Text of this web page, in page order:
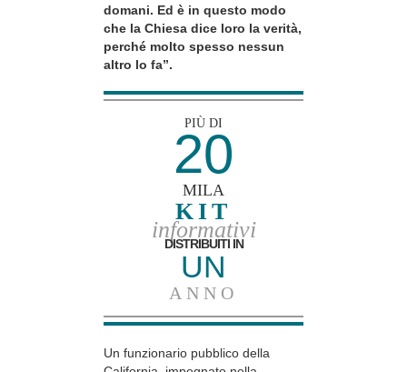
domani. Ed è in questo modo
che la Chiesa dice loro la verità,
perché molto spesso nessun
altro lo fa”.
PIÙ DI
20
MILA
KIT
informativi
DISTRIBUITI IN
UN
ANNO
Un funzionario pubblico della